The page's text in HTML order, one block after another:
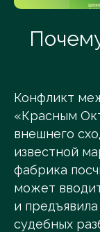
Конфликт
«Красным
внешнего
известной
фабрика
может
и
судебных